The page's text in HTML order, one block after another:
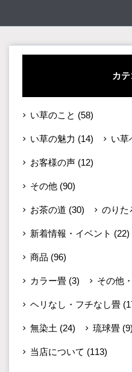
カ
い草のこと (58)
い草の魅力 (14) い草
お客様の声 (12)
その他 (90)
お茶の道 (30) のりた
新着情報・イベント (22)
商品 (96)
カラー畳 (3) その他
ヘリなし・フチなし畳
無染土 (24) 琉球畳 (9)
当店について (113)